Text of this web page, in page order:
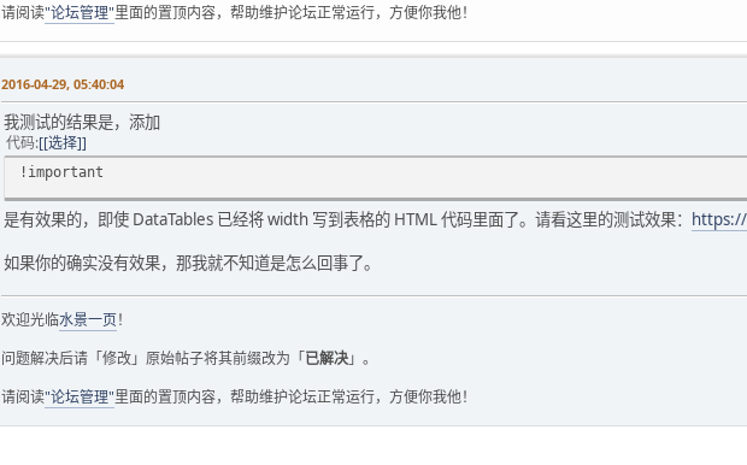
请阅读"论坛管理"里面的置顶内容，帮助维护论坛正常运行，方便你我他！
2016-04-29, 05:40:04
我测试的结果是，添加
代码 [选择]
!important
是有效果的，即使 DataTables 已经将 width 写到表格的 HTML 代码里面了。请看这里的测试效果：
如果你的确实没有效果，那我就不知道是怎么回事了。
欢迎光临水景一页！
问题解决后请「修改」原始帖子将其前缀改为「已解决」。
请阅读"论坛管理"里面的置顶内容，帮助维护论坛正常运行，方便你我他！